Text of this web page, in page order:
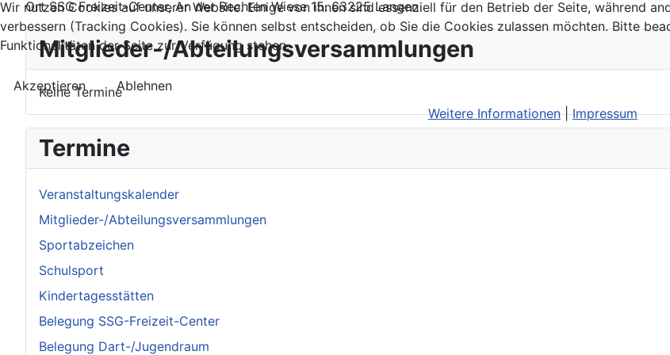
Mitglieder-/Abteilungsversammlungen
Keine Termine
Termine
Veranstaltungskalender
Mitglieder-/Abteilungsversammlungen
Sportabzeichen
Schulsport
Kindertagesstätten
Belegung SSG-Freizeit-Center
Belegung Dart-/Jugendraum
OrtSSG Freizeit-Center, An der Rechten Wiese 15. 63225 Langen
Wir nutzen Cookies auf unserer Website. Einige von ihnen sind essenziell für den Betrieb der Seite, während
verbessern (Tracking Cookies). Sie können selbst entscheiden, ob Sie die Cookies zulassen möchten. Bitte
Funktionalitäten der Seite zur Verfügung stehen.
Akzeptieren
Ablehnen
Weitere Informationen|Impressum